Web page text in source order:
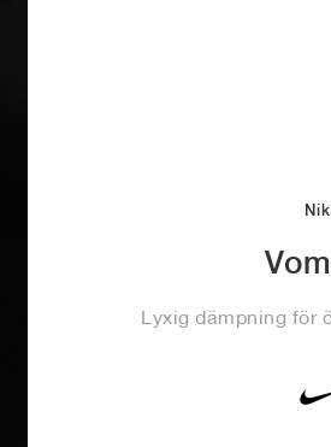
Lyxig dämpning för